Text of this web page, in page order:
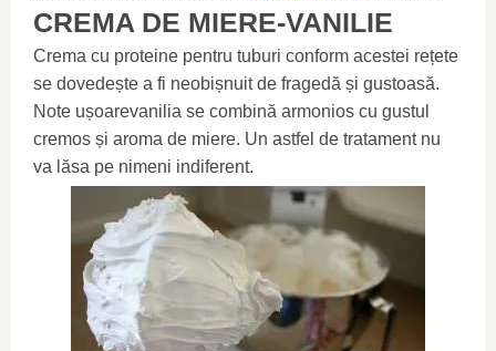
CREMA DE MIERE-VANILIE
Crema cu proteine ​​pentru tuburi conform acestei rețete
se dovedește a fi neobișnuit de fragedă și gustoasă.
Note ușoarevanilia se combină armonios cu gustul
cremos și aroma de miere. Un astfel de tratament nu
va lăsa pe nimeni indiferent.